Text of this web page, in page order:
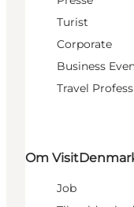
Turist
Corporate
Business
Travel
Om
Job